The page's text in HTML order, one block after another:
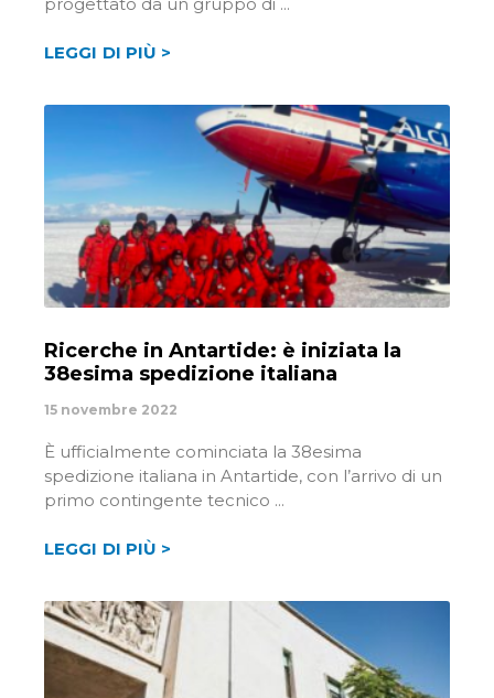
progettato da un gruppo di
LEGGI DI PIÙ >
Ricerche in Antartide: è iniziata la
38esima spedizione italiana
15 novembre 2022
È ufficialmente cominciata la 38esima
spedizione italiana in Antartide, con l’arrivo di un
primo contingente tecnico
LEGGI DI PIÙ >